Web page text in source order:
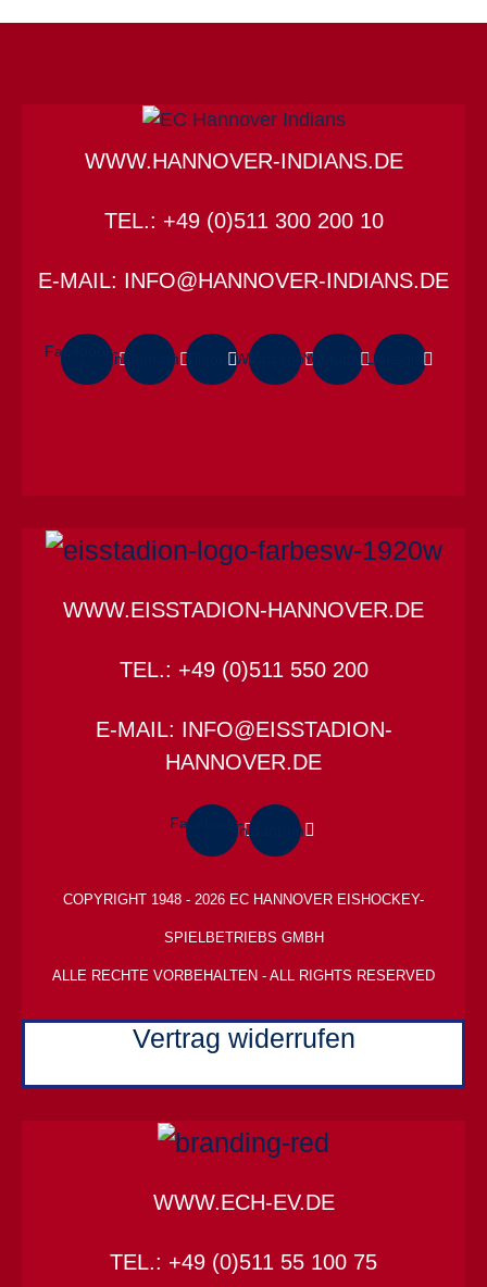
WWW.HANNOVER-INDIANS.DE
TEL.: +49 (0)511 300 200 10
E-MAIL: INFO@HANNOVER-INDIANS.DE
Facebook-Instagram Tiktok WhatsappYoutube Linkedin
WWW.EISSTADION-HANNOVER.DE
TEL.: +49 (0)511 550 200
E-MAIL: INFO@EISSTADION-
HANNOVER.DE
Facebook-Instagram
COPYRIGHT 1948 - 2026 EC HANNOVER EISHOCKEY-
SPIELBETRIEBS GMBH
ALLE RECHTE VORBEHALTEN - ALL RIGHTS RESERVED
Vertrag widerrufen
WWW.ECH-EV.DE
TEL.: +49 (0)511 55 100 75